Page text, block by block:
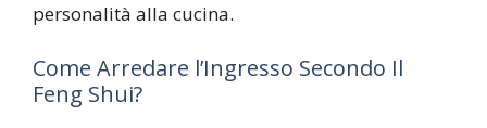
personalità alla cucina.
Come Arredare l’Ingresso Secondo Il
Feng Shui?